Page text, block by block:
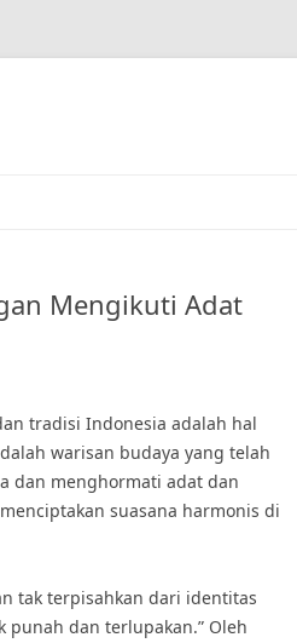
Mengikuti Adat
tradisi Indonesia adalah hal
warisan budaya yang telah
dan menghormati adat dan
suasana harmonis di
tak terpisahkan dari identitas
punah dan terlupakan.” Oleh